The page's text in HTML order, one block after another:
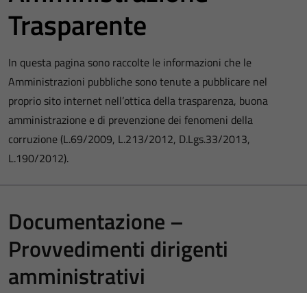
Trasparente
In questa pagina sono raccolte le informazioni che le
Amministrazioni pubbliche sono tenute a pubblicare nel
proprio sito internet nell’ottica della trasparenza, buona
amministrazione e di prevenzione dei fenomeni della
corruzione (L.69/2009, L.213/2012, D.Lgs.33/2013,
L.190/2012).
Documentazione –
Provvedimenti dirigenti
amministrativi